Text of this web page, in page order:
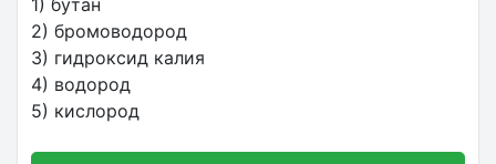
2) бромоводород
3) гидроксид калия
4) водород
5) кислород